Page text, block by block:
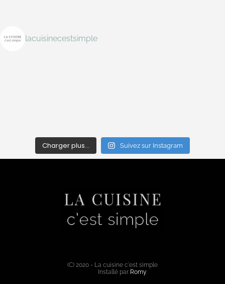
lacuisinecestsimple
Charger plus… Suivez sur Instagram
(C) 2020 - La cuisine c'est simple
Installé par Romy.